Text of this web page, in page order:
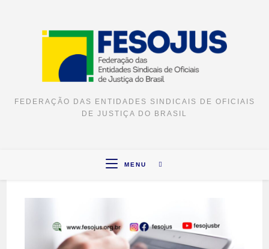
FEDERAÇÃO DAS ENTIDADES SINDICAIS DE OFICIAIS
DE JUSTIÇA DO BRASIL
MENU